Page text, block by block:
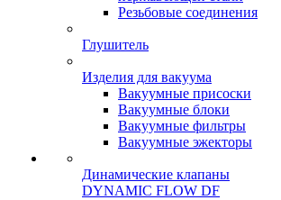
Резьбовые соединения
Глушитель
Изделия для вакуума
Вакуумные присоски
Вакуумные блоки
Вакуумные фильтры
Вакуумные эжекторы
Динамические клапаны
DYNAMIC FLOW DF